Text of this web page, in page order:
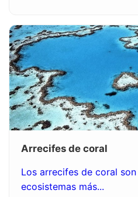
Arrecifes de coral
Los arrecifes de coral
ecosistemas más...